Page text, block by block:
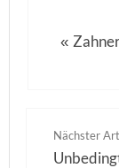
«
Nächster